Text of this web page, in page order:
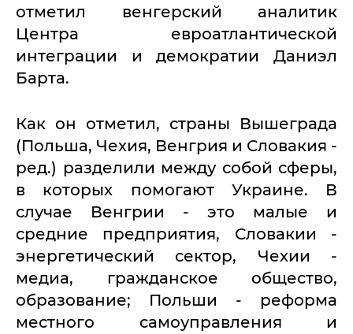
отметил венгерский аналитик
Центра евроатлантической
интеграции и демократии Даниэл
Барта.
Как он отметил, страны Вышеграда
(Польша, Чехия, Венгрия и Словакия -
ред.) разделили между собой сферы,
в которых помогают Украине. В
случае Венгрии - это малые и
средние предприятия, Словакии -
энергетический сектор, Чехии -
медиа, гражданское общество,
образование; Польши - реформа
местного самоуправления и